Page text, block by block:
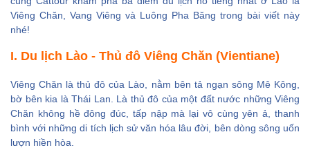
4. Các điểm tham
5. Nhà hàng ở Viêng
II. Du lịch Lào - Vang
Viêng
1. Di chuyển đến
Vang Viêng
Viêng Chăn, Vang Viêng và Luông Pha Băng trong bài viết này
nhé!
I. Du lịch Lào - Thủ đô Viêng Chăn (Vientiane)
Viêng Chăn là thủ đô của Lào, nằm bên tả ngạn sông Mê Kông,
bờ bên kia là Thái Lan. Là thủ đô của một đất nước những Viêng
Chăn không hề đông đúc, tấp nập mà lại vô cùng yên ả, thanh
bình với những di tích lịch sử văn hóa lâu đời, bên dòng sông uốn
lượn hiền hòa.